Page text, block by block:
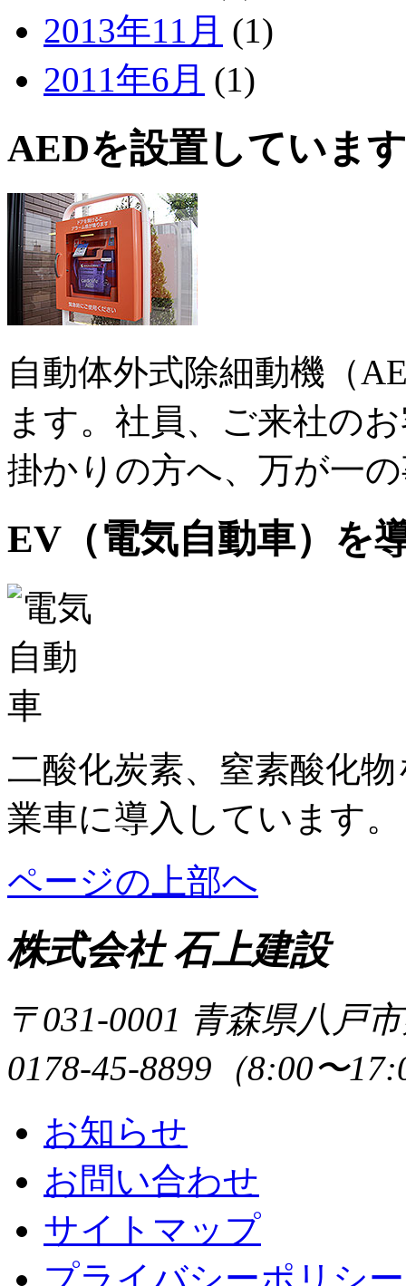
2013年11月 (1)
2011年6月 (1)
AEDを設置しています
自動体外式除細動機（
ます。社員、ご来社の
掛かりの方へ、万が一
EV（電気自動車）を
二酸化炭素、窒素酸化
業車に導入しています。
ページの上部へ
株式会社 石上建設
〒031-0001 青森県八戸
0178-45-8899（8:00〜
お知らせ
お問い合わせ
サイトマップ
プライバシーポリシー